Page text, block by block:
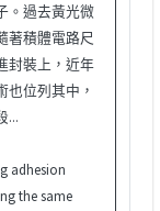
。過去黃光微
著積體電路尺
封裝上，近年
也位列其中，
...
adhesion
the same